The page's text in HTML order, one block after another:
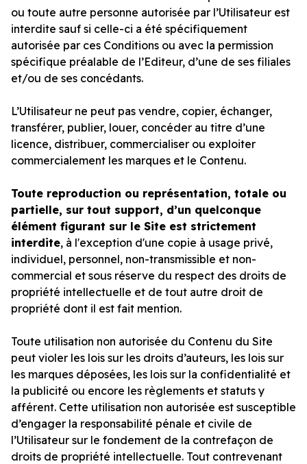
ou toute autre personne autorisée par l’Utilisateur est
interdite sauf si celle-ci a été spécifiquement
autorisée par ces Conditions ou avec la permission
spécifique préalable de l’Editeur, d’une de ses filiales
et/ou de ses concédants.
L’Utilisateur ne peut pas vendre, copier, échanger,
transférer, publier, louer, concéder au titre d’une
licence, distribuer, commercialiser ou exploiter
commercialement les marques et le Contenu.
Toute reproduction ou représentation, totale ou
partielle, sur tout support, d’un quelconque
élément figurant sur le Site est strictement
interdite, à l'exception d'une copie à usage privé,
individuel, personnel, non-transmissible et non-
commercial et sous réserve du respect des droits de
propriété intellectuelle et de tout autre droit de
propriété dont il est fait mention.
Toute utilisation non autorisée du Contenu du Site
peut violer les lois sur les droits d’auteurs, les lois sur
les marques déposées, les lois sur la confidentialité et
la publicité ou encore les règlements et statuts y
afférent. Cette utilisation non autorisée est susceptible
d’engager la responsabilité pénale et civile de
l’Utilisateur sur le fondement de la contrefaçon de
droits de propriété intellectuelle. Tout contrevenant